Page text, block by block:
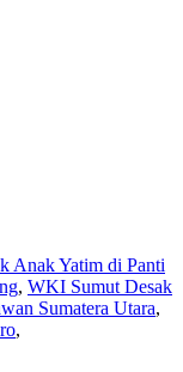
Anak Yatim di Panti
, WKI Sumut Desak
Sumatera Utara,
,